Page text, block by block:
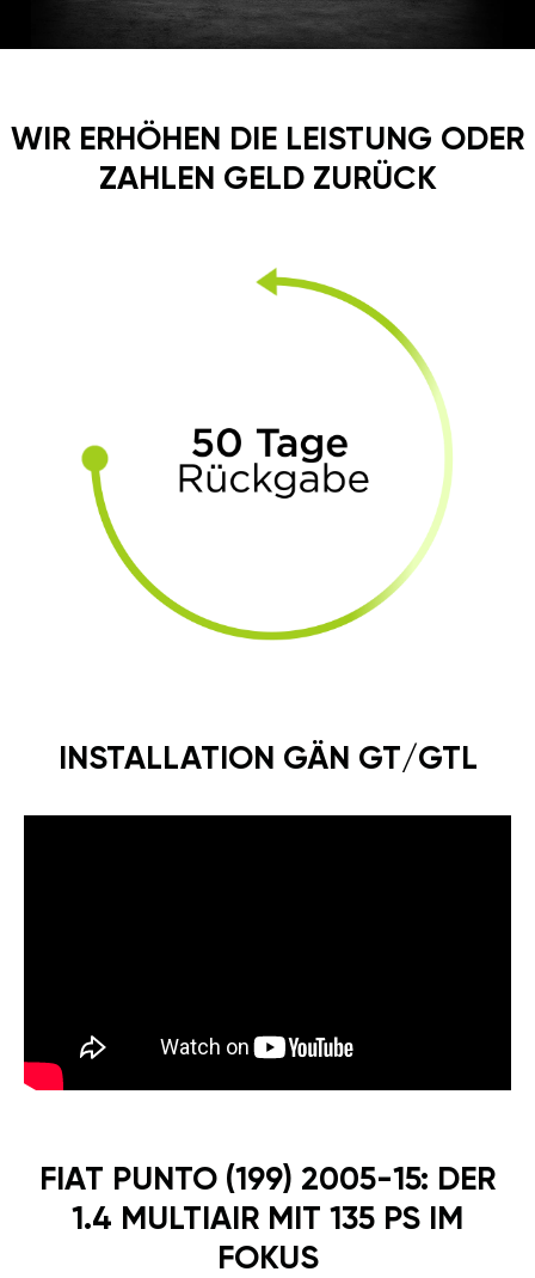
GELD SPAREN
Unglaublich, aber wahr.
Spritersparnis bis zu 15%. GÄN
GT steigert das Drehmoment
und lässt in den nächst-
höheren Gang schneller
LEISTUNG ODER
ZAHLEN GELD ZURÜCK